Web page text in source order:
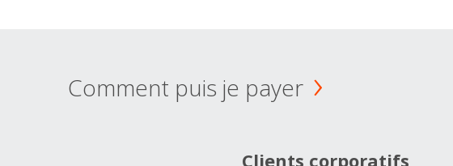
Comment puis je payer
Clients corporatifs